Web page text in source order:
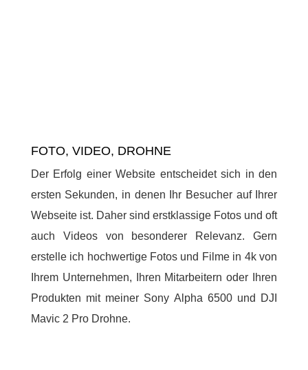
FOTO, VIDEO, DROHNE
Der Erfolg einer Website entscheidet sich in den
ersten Sekunden, in denen Ihr Besucher auf Ihrer
Webseite ist. Daher sind erstklassige Fotos und oft
auch Videos von besonderer Relevanz. Gern
erstelle ich hochwertige Fotos und Filme in 4k von
Ihrem Unternehmen, Ihren Mitarbeitern oder Ihren
Produkten mit meiner Sony Alpha 6500 und DJI
Mavic 2 Pro Drohne.